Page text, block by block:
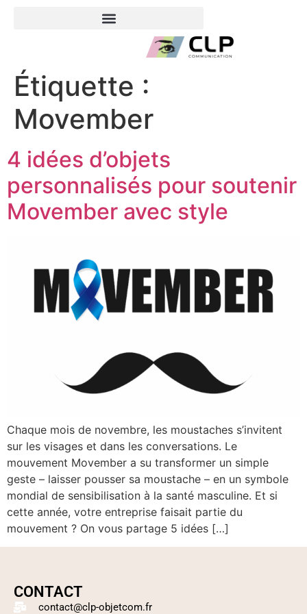
Étiquette :
Movember
4 idées d’objets
personnalisés pour soutenir
Movember avec style
Chaque mois de novembre, les moustaches s’invitent
sur les visages et dans les conversations. Le
mouvement Movember a su transformer un simple
geste – laisser pousser sa moustache – en un symbole
mondial de sensibilisation à la santé masculine. Et si
cette année, votre entreprise faisait partie du
mouvement ? On vous partage 5 idées […]
CONTACT
contact@clp-objetcom.fr